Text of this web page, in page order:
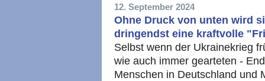
12. September 2024
Ohne Druck von unten wird
dringendst eine kraftvolle
Selbst wenn der Ukrainekrieg
wie auch immer gearteten -
Menschen in Deutschland und